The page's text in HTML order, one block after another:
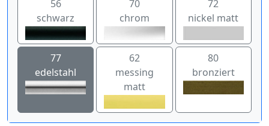
56
schwarz
70
chrom
72
nickel matt
77
edelstahl
62
messing
matt
80
bronziert